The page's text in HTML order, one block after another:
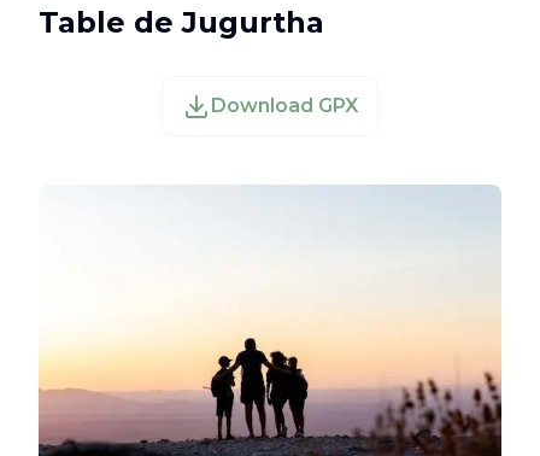
Table de Jugurtha
Download GPX